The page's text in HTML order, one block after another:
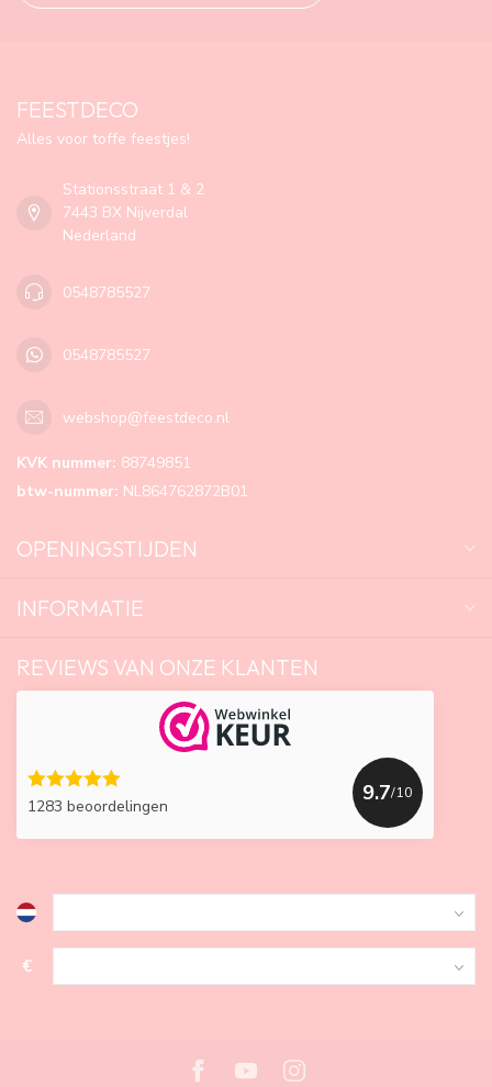
FEESTDECO
Alles voor toffe feestjes!
Stationsstraat 1 & 2
7443 BX Nijverdal
Nederland
0548785527
0548785527
webshop@feestdeco.nl
KVK nummer: 88749851
btw-nummer: NL864762872B01
OPENINGSTIJDEN
INFORMATIE
REVIEWS VAN ONZE KLANTEN
1283 beoordelingen
9.7/10
€